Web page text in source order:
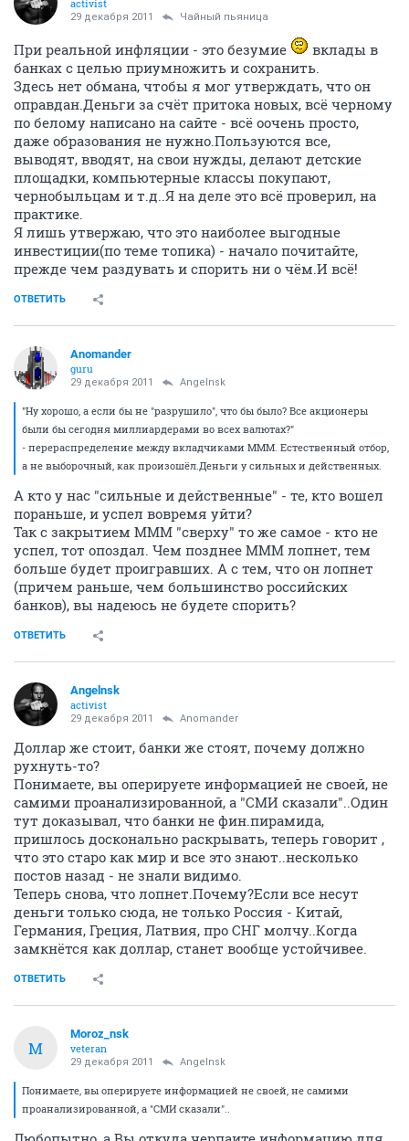
activist
29 декабря 2011 Чайный пьяница
При реальной инфляции - это безумие
вклады в
банках с целью приумножить и сохранить.
Здесь нет обмана, чтобы я мог утверждать, что он
оправдан.Деньги за счёт притока новых, всё черному
по белому написано на сайте - всё оочень просто,
даже образования не нужно.Пользуются все,
выводят, вводят, на свои нужды, делают детские
площадки, компьютерные классы покупают,
чернобыльцам и т.д..Я на деле это всё проверил, на
практике.
Я лишь утвержаю, что это наиболее выгодные
инвестиции(по теме топика) - начало почитайте,
прежде чем раздувать и спорить ни о чём.И всё!
ОТВЕТИТЬ
Anomander
guru
29 декабря 2011 Angelnsk
"Ну хорошо, а если бы не "разрушило", что бы было? Все акционеры
были бы сегодня миллиардерами во всех валютах?"
- перераспределение между вкладчиками МММ. Естественный отбор,
а не выборочный, как произошёл.Деньги у сильных и действенных.
А кто у нас "сильные и действенные" - те, кто вошел
пораньше, и успел вовремя уйти?
Так с закрытием МММ "сверху" то же самое - кто не
успел, тот опоздал. Чем позднее МММ лопнет, тем
больше будет проигравших. А с тем, что он лопнет
(причем раньше, чем большинство российских
банков), вы надеюсь не будете спорить?
ОТВЕТИТЬ
Angelnsk
activist
29 декабря 2011 Anomander
Доллар же стоит, банки же стоят, почему должно
рухнуть-то?
Понимаете, вы оперируете информацией не своей, не
самими проанализированной, а "СМИ сказали"..Один
тут доказывал, что банки не фин.пирамида,
пришлось досконально раскрывать, теперь говорит ,
что это старо как мир и все это знают..несколько
постов назад - не знали видимо.
Теперь снова, что лопнет.Почему?Если все несут
деньги только сюда, не только Россия - Китай,
Германия, Греция, Латвия, про СНГ молчу..Когда
замкнётся как доллар, станет вообще устойчивее.
ОТВЕТИТЬ
M
Moroz_nsk
veteran
29 декабря 2011 Angelnsk
Понимаете, вы оперируете информацией не своей, не самими
проанализированной, а "СМИ сказали"..